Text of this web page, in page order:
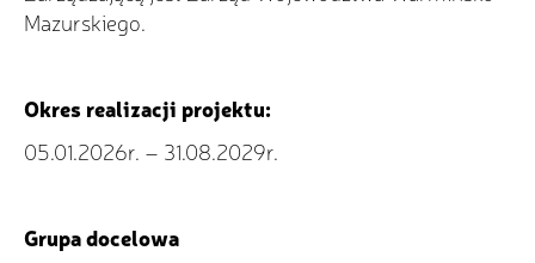
Mazurskiego.
Okres realizacji projektu:
05.01.2026r. – 31.08.2029r.
Grupa docelowa